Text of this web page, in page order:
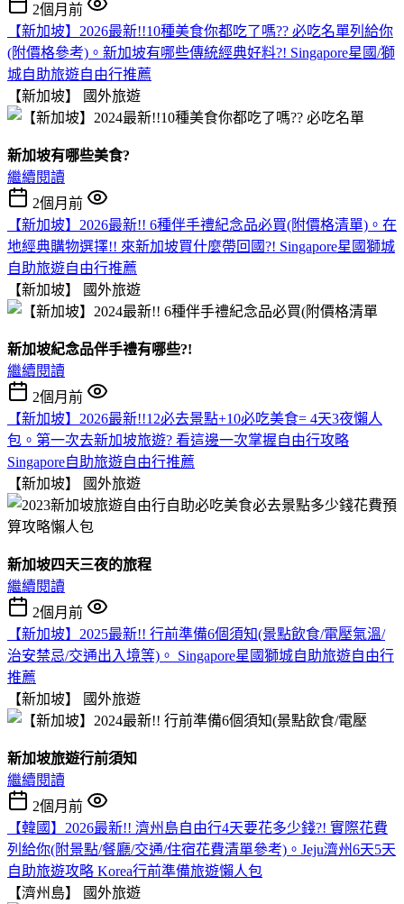
2個月前
【新加坡】2026最新!!10種美食你都吃了嗎?? 必吃名單列給你
(附價格參考)。新加坡有哪些傳統經典好料?! Singapore星國/獅
城自助旅遊自由行推薦
【新加坡】
國外旅遊
新加坡有哪些美食?
繼續閱讀
2個月前
【新加坡】2026最新!! 6種伴手禮紀念品必買(附價格清單)。在
地經典購物選擇!! 來新加坡買什麼帶回國?! Singapore星國獅城
自助旅遊自由行推薦
【新加坡】
國外旅遊
新加坡紀念品伴手禮有哪些?!
繼續閱讀
2個月前
【新加坡】2026最新!!12必去景點+10必吃美食= 4天3夜懶人
包。第一次去新加坡旅遊? 看這邊一次掌握自由行攻略
Singapore自助旅遊自由行推薦
【新加坡】
國外旅遊
新加坡四天三夜的旅程
繼續閱讀
2個月前
【新加坡】2025最新!! 行前準備6個須知(景點飲食/電壓氣溫/
治安禁忌/交通出入境等)。 Singapore星國獅城自助旅遊自由行
推薦
【新加坡】
國外旅遊
新加坡旅遊行前須知
繼續閱讀
2個月前
【韓國】2026最新!! 濟州島自由行4天要花多少錢?! 實際花費
列給你(附景點/餐廳/交通/住宿花費清單參考)。Jeju濟州6天5天
自助旅遊攻略 Korea行前準備旅遊懶人包
【濟州島】
國外旅遊